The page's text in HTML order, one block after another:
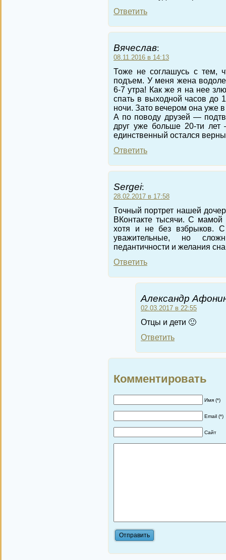
Ответить
Вячеслав:
08.11.2016 в 14:13
Тоже не соглашусь с тем,
подъем. У меня жена
6-7 утра! Как же я на нее
спать в выходной часов до
ночи. Зато вечером она уже
А по поводу друзей —
друг уже больше 20-ти
единственный остался
Ответить
Sergei:
28.02.2017 в 17:58
Точный портрет нашей
ВКонтакте тысячи. С
хотя и не без взбрыков.
уважительные, но
педантичности и желания
Ответить
Александр
02.03.2017 в 22:55
Отцы и дети 🙂
Ответить
Комментировать
Имя (*)
Email (*)
Сайт